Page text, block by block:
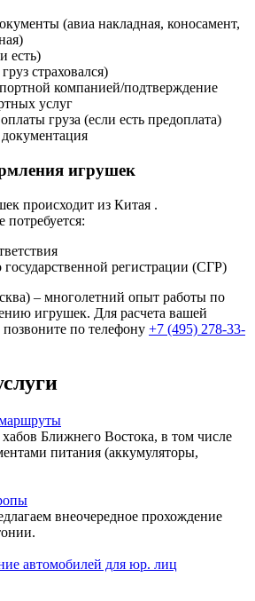
(авиа накладная, коносамент,
есть)
страховался)
компанией/подтверждение
услуг
груза (если есть предоплата)
игрушек
происходит из Китая .
государственной регистрации (СГР)
– многолетний опыт работы по
игрушек. Для расчета вашей
по телефону +7 (495) 278-33-
Ближнего Востока, в том числе
питания (аккумуляторы,
внеочередное прохождение
автомобилей для юр. лиц